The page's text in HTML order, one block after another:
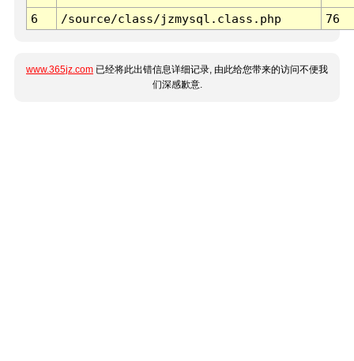
6 /source/class/jzmysql.class.php 76
www.365jz.com 已经将此出错信息详细记录, 由此给您带来的访问不便我
们深感歉意.